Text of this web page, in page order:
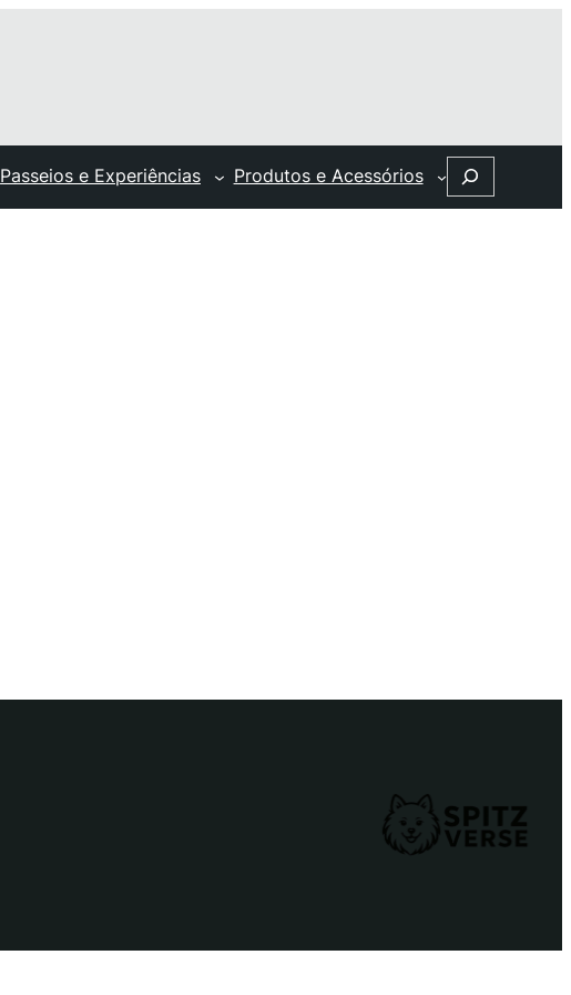
Passeios e Experiências Produtos e Acessórios Search